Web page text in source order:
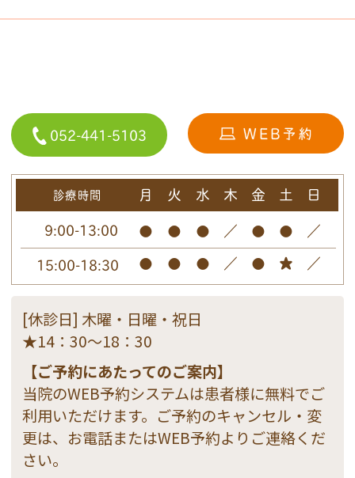
052-441-5103
診療時間 月 火 水 木 金 土
日
9:00-13:00
● ● ● ／ ● ●
／
15:00-18:30
● ● ● ／ ● ★ ／
[休診日] 木曜・日曜・祝日
★14：30～18：30
【ご予約にあたってのご案内】
当院のWEB予約システムは患者様に無料でご
利用いただけます。ご予約のキャンセル・変
更は、お電話またはWEB予約よりご連絡くだ
さい。